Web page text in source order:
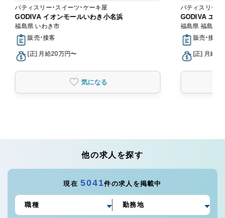
パティスリー・スイーツ・ケーキ屋
GODIVA イオンモールいわき小名浜
福島県 いわき市
販売・接客
[正] 月給20万円〜
気になる
パティスリー・
GODIVA エス
福島県 福島市
販売・接客
[正] 月給
他の求人を探す
現在5041件の求人を掲載中